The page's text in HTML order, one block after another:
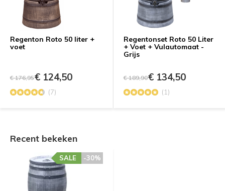
Regenton Roto 50 liter +
voet
€ 176,95€ 124,50
(7)
Regentonset Roto 50 Liter
+ Voet + Vulautomaat -
Grijs
€ 189,90€ 134,50
(1)
Recent bekeken
-30%
SALE